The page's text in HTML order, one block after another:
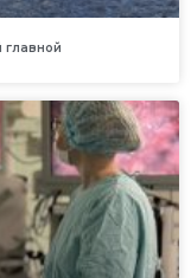
главной